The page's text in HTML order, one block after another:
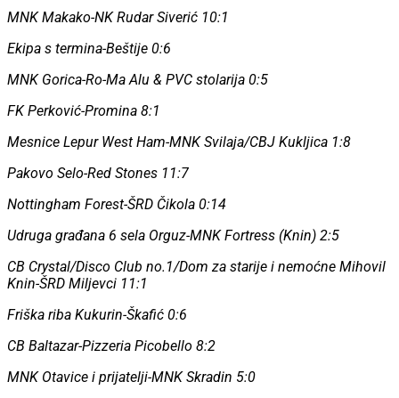
MNK Makako-NK Rudar Siverić 10:1
Ekipa s termina-Beštije 0:6
MNK Gorica-Ro-Ma Alu & PVC stolarija 0:5
FK Perković-Promina 8:1
Mesnice Lepur West Ham-MNK Svilaja/CBJ Kukljica 1:8
Pakovo Selo-Red Stones 11:7
Nottingham Forest-ŠRD Čikola 0:14
Udruga građana 6 sela Orguz-MNK Fortress (Knin) 2:5
CB Crystal/Disco Club no.1/Dom za starije i nemoćne Mihovil
Knin-ŠRD Miljevci 11:1
Friška riba Kukurin-Škafić 0:6
CB Baltazar-Pizzeria Picobello 8:2
MNK Otavice i prijatelji-MNK Skradin 5:0